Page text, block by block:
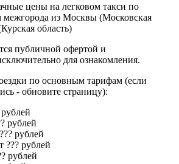
цены на легковом такси по
из Москвы (Московская
область)
публичной офертой и
для ознакомления.
по основным тарифам (если
- обновите страницу):
рублей
рублей
рублей
??? рублей
рублей